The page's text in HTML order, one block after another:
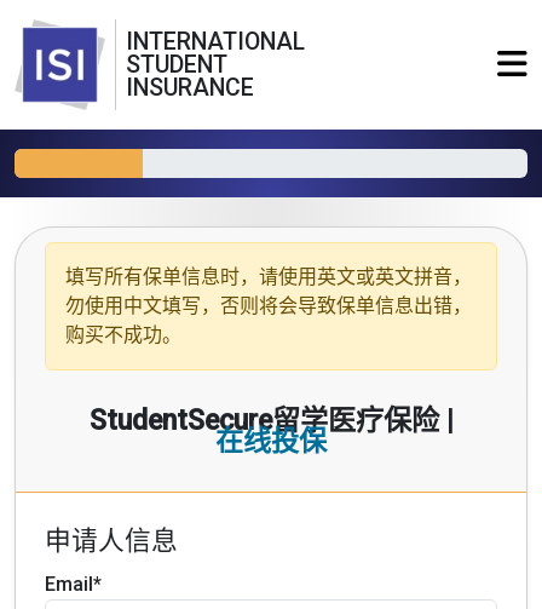
INTERNATIONAL
STUDENT
INSURANCE
填写所有保单信息时，请使用 英文或英文拼音，
勿使用中文填写，否则将会导致保单信息出错，
购买不成功。
StudentSecure留学医疗保险 |
在线投保
申请人信息
Email*